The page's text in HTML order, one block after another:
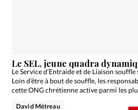
Le SEL, jeune quadra
Le Service d’Entraide et de Liaison
Loin d’être à bout de souffle, les
cette ONG chrétienne active parmi les
David Métreau